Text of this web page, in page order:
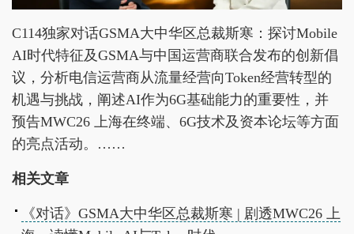
C114独家对话GSMA大中华区总裁斯寒：探讨Mobile
AI时代特征及GSMA与中国运营商联合发布的创新倡
议，分析电信运营商从流量经营向Token经营转型的
机遇与挑战，阐述AI作为6G基础能力的重要性，并
预告MWC26 上海在终端、6G技术及资本论坛等方面
的亮点活动。……
相关文章
《对话》GSMA大中华区总裁斯寒 | 剧透MWC26 上